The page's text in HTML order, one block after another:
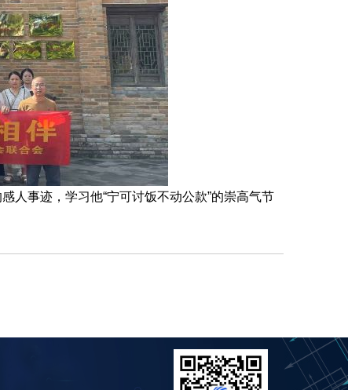
人事迹，学习他“宁可讨饭不动公款”的崇高气节